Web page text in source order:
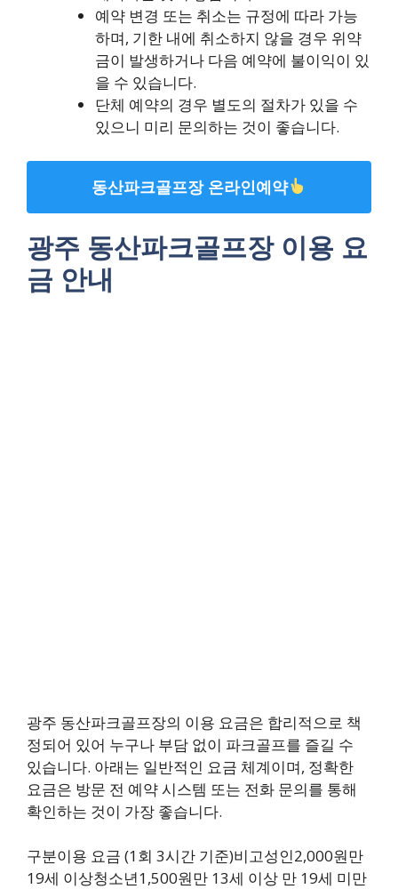
예약 변경 또는 취소는 규정에 따라 가능
하며, 기한 내에 취소하지 않을 경우 위약
금이 발생하거나 다음 예약에 불이익이 있
을 수 있습니다.
단체 예약의 경우 별도의 절차가 있을 수
있으니 미리 문의하는 것이 좋습니다.
동산파크골프장 온라인예약
광주 동산파크골프장 이용 요
금 안내
광주 동산파크골프장의 이용 요금은 합리적으로 책
정되어 있어 누구나 부담 없이 파크골프를 즐길 수
있습니다. 아래는 일반적인 요금 체계이며, 정확한
요금은 방문 전 예약 시스템 또는 전화 문의를 통해
확인하는 것이 가장 좋습니다.
구분이용 요금 (1회 3시간 기준)비고성인2,000원만
19세 이상청소년1,500원만 13세 이상 만 19세 미만